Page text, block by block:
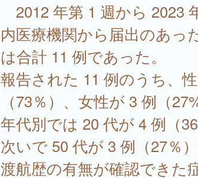
2012 年第 1 週から 2023
内医療機関から届出のあっ
は合計 11 例であった。
報告された 11 例のうち、
（73％）、女性が 3 例（
年代別では 20 代が 4 例（
次いで 50 代が 3 例（27％
渡航歴の有無が確認できた